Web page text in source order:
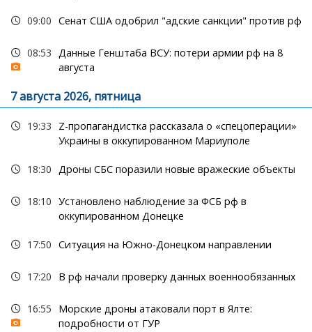
09:00 Сенат США одобрил "адские санкции" против рф
08:53 Данные Генштаба ВСУ: потери армии рф на 8
августа
7 августа 2026, пятница
19:33
Z-пропагандистка рассказала о «спецоперации»
Украины в оккупированном Мариуполе
18:30 Дроны СБС поразили новые вражеские объекты
18:10 Установлено наблюдение за ФСБ рф в
оккупированном Донецке
17:50 Ситуация на Южно-Донецком направлении
17:20 В рф начали проверку данных военнообязанных
16:55
Морские дроны атаковали порт в Ялте:
подробности от ГУР